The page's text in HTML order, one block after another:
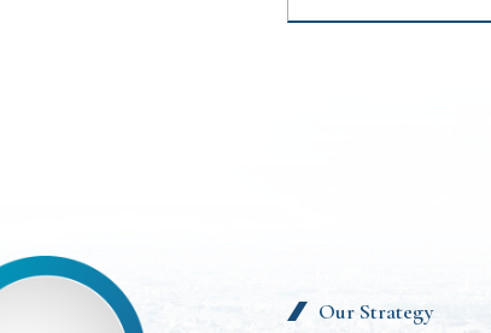
Our Strategy